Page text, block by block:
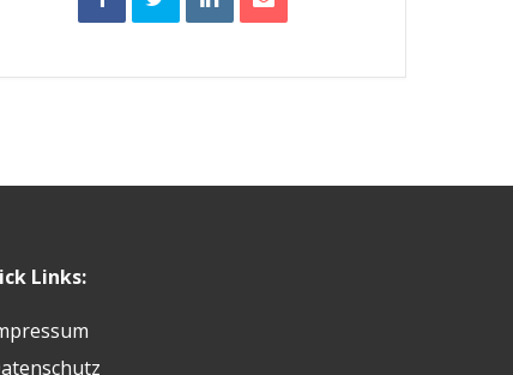
Links: